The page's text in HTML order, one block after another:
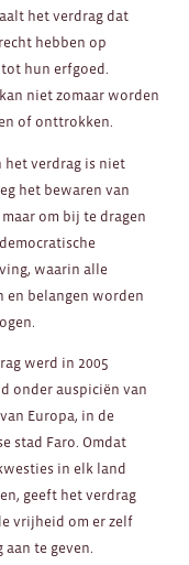
het verdrag dat
hebben op
hun erfgoed.
niet zomaar worden
of onttrokken.
het verdrag is niet
het bewaren van
om bij te dragen
waarin alle
en belangen worden
werd in 2005
onder auspiciën van
Europa, in de
stad Faro. Omdat
in elk land
geeft het verdrag
vrijheid om er zelf
te geven.